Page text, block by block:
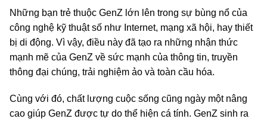
Những bạn trẻ thuộc GenZ lớn lên trong sự bùng nổ của
công nghệ kỹ thuật số như Internet, mạng xã hội, hay thiết
bị di động. Vì vậy, điều này đã tạo ra những nhận thức
mạnh mẽ của GenZ về sức mạnh của thông tin, truyền
thông đại chúng, trải nghiệm ảo và toàn cầu hóa.
Cùng với đó, chất lượng cuộc sống cũng ngày một nâng
cao giúp GenZ được tự do thể hiện cá tính. GenZ sinh ra